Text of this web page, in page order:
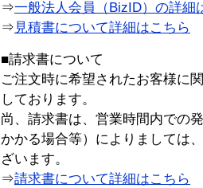
⇒一般法人会員（BizID）の詳細
⇒ 見積書について詳細はこちら
■請求書について
ご注文時に希望されたお客様に
しております。
尚、請求書は、営業時間内での
かかる場合等）によりましては
ざいます。
⇒請求書について詳細はこちら